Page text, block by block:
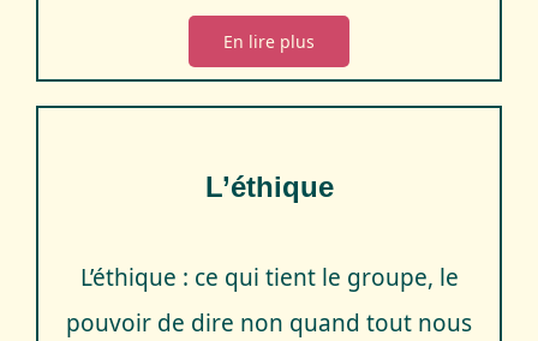
En lire plus
L’éthique
L’éthique : ce qui tient le groupe, le
pouvoir de dire non quand tout nous